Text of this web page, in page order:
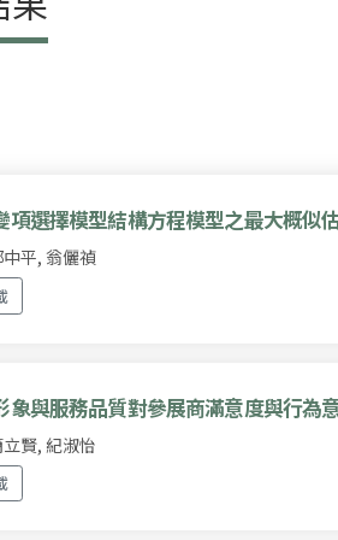
項選擇模型結構方程模型之最大概似
平, 翁儷禎
象與服務品質對參展商滿意度與行為
賢, 紀淑怡